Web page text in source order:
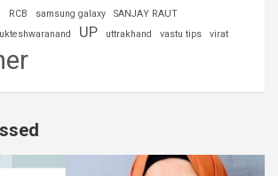
RCB samsung galaxy
SANJAY RAUT
UP uttrakhand vastu tips virat